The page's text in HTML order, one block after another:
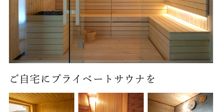
ご自宅にプライベートサウナを